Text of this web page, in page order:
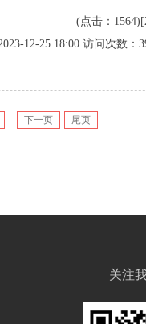
(点击：
12-25 18:00 访问次数：
下一页 尾页
关注